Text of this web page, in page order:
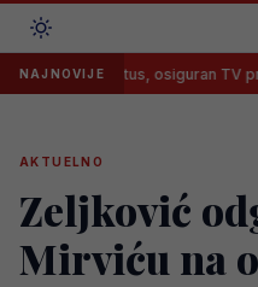
NAJNOVIJE
Juventus, osiguran TV prijenos
AKTUELNO
Zeljković
Mirviću na